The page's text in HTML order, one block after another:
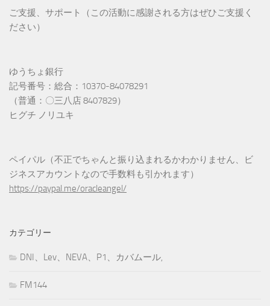
ご支援、サポート（この活動に感謝される方はぜひご支援く
ださい）
ゆうちょ銀行
記号番号：総合：10370-84078291
（普通：〇三八店 8407829）
ヒグチ ノリユキ
ペイパル（不正でちゃんと振り込まれるかわかりません、ビ
ジネスアカウントなので手数料も引かれます）
https://paypal.me/oracleangel/
カテゴリー
DNI、Lev、NEVA、P1、カバムール,
FM144